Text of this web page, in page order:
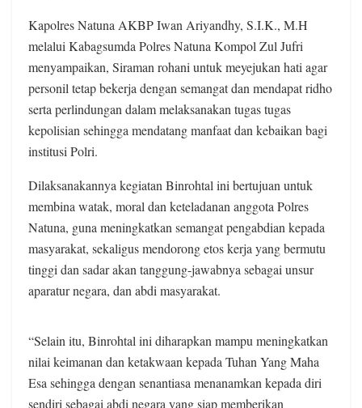
Kapolres Natuna AKBP Iwan Ariyandhy, S.I.K., M.H
melalui Kabagsumda Polres Natuna Kompol Zul Jufri
menyampaikan, Siraman rohani untuk meyejukan hati agar
personil tetap bekerja dengan semangat dan mendapat ridho
serta perlindungan dalam melaksanakan tugas tugas
kepolisian sehingga mendatang manfaat dan kebaikan bagi
institusi Polri.
Dilaksanakannya kegiatan Binrohtal ini bertujuan untuk
membina watak, moral dan keteladanan anggota Polres
Natuna, guna meningkatkan semangat pengabdian kepada
masyarakat, sekaligus mendorong etos kerja yang bermutu
tinggi dan sadar akan tanggung-jawabnya sebagai unsur
aparatur negara, dan abdi masyarakat.
“Selain itu, Binrohtal ini diharapkan mampu meningkatkan
nilai keimanan dan ketakwaan kepada Tuhan Yang Maha
Esa sehingga dengan senantiasa menanamkan kepada diri
sendiri sebagai abdi negara yang siap memberikan